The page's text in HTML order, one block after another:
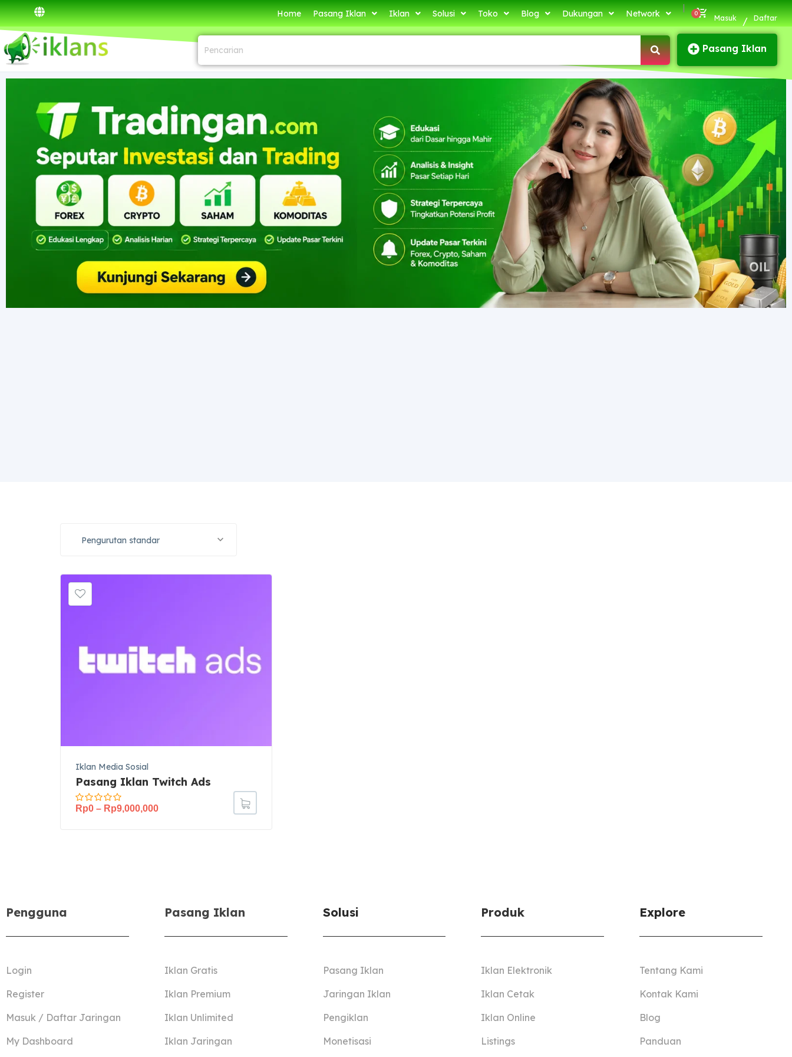
Home Pasang Iklan Iklan Solusi Toko Blog Dukungan Network
|
Masuk / Daftar
Pasang Iklan
Pengurutan standar
Iklan Media Sosial
Pasang Iklan Twitch Ads
Rp0 – Rp9,000,000
Pengguna
Login
Register
Masuk / Daftar Jaringan
My Dashboard
Pasang Iklan
Iklan Gratis
Iklan Premium
Iklan Unlimited
Iklan Jaringan
Solusi
Pasang Iklan
Jaringan Iklan
Pengiklan
Monetisasi
Produk
Iklan Elektronik
Iklan Cetak
Iklan Online
Listings
Explore
Tentang Kami
Kontak Kami
Blog
Panduan